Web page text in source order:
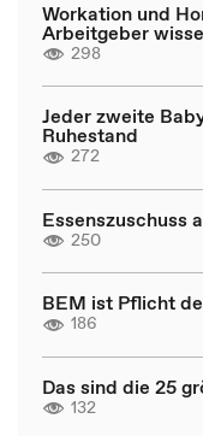
Workation und
Arbeitgeber
298
Jeder zweite
Ruhestand
272
Essenszuschuss
250
BEM ist Pflicht
186
Das sind die 25
132